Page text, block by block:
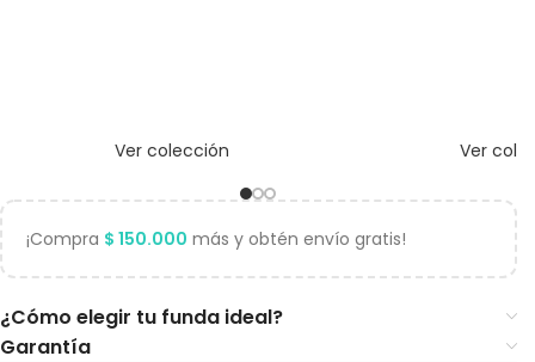
Ver colección Ver
¡Compra $ 150.000 más y obtén envío gratis!
¿Cómo elegir tu funda ideal?
Garantía